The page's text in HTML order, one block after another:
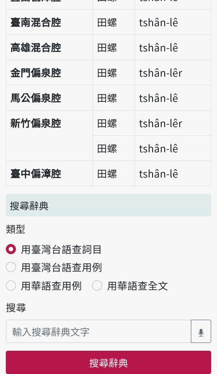
臺南混合腔
田螺
tshân-lê
高雄混合腔
田螺
tshân-lê
金門偏泉腔
田螺
tshân-lêr
馬公偏泉腔
田螺
tshân-lê
新竹偏泉腔
田螺
tshân-lêr
田螺
tshân-lê
臺中偏漳腔
田螺 tshân-lê
搜尋辭典
類型
用臺灣台語查詞目
用臺灣台語查用例
用華語查用例
用華語查全文
搜尋
搜尋辭典